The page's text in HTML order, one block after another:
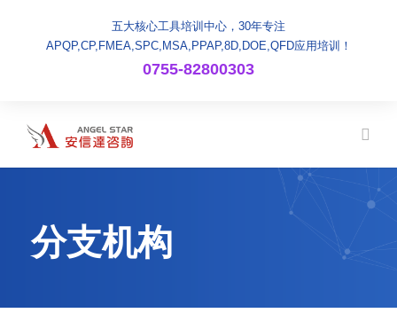
五大核心工具培训中心，30年专注
APQP,CP,FMEA,SPC,MSA,PPAP,8D,DOE,QFD应用培训！
0755-82800303
分支机构